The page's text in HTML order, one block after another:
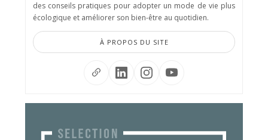
des conseils pratiques pour adopter un mode de vie plus
écologique et améliorer son bien-être au quotidien.
À PROPOS DU SITE